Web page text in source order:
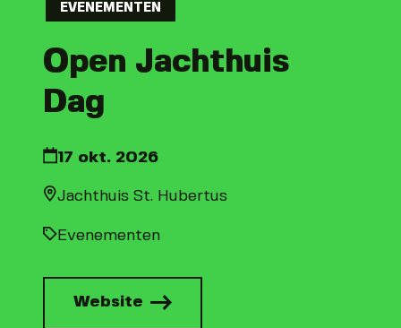
EVENEMENTEN
Open Jachthuis
Dag
17 okt. 2026
Jachthuis St. Hubertus
Evenementen
Website